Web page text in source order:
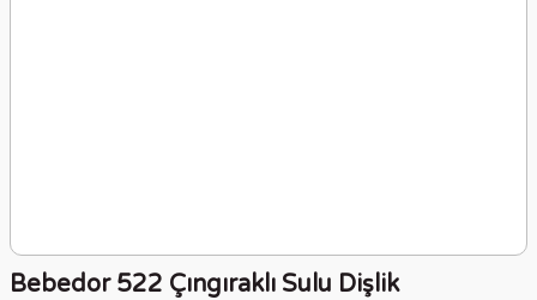
Bebedor 522 Çıngıraklı Sulu Dişlik